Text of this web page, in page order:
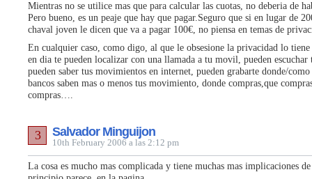
Mientras no se utilice mas que para calcular las cuotas, no deberia de
Pero bueno, es un peaje que hay que pagar.Seguro que si en lugar de
chaval joven le dicen que va a pagar 100€, no piensa en temas de
En cualquier caso, como digo, al que le obsesione la privacidad lo
en dia te pueden localizar con una llamada a tu movil, pueden escuchar
pueden saber tus movimientos en internet, pueden grabarte donde/
bancos saben mas o menos tus movimiento, donde compras,que
compras….
Salvador Minguijon
10th February 2006 a las 2:12 pm
3
La cosa es mucho mas complicada y tiene muchas mas implicaciones